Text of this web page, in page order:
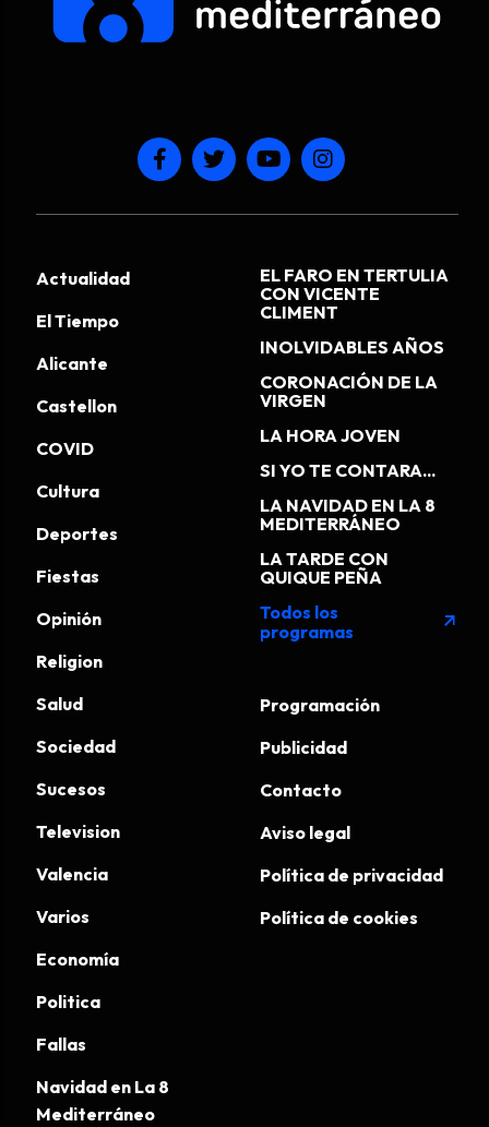
Actualidad
El Tiempo
Alicante
Castellon
COVID
Cultura
Deportes
Fiestas
Opinión
Religion
Salud
Sociedad
Sucesos
Television
Valencia
Varios
Economía
Politica
Fallas
Navidad en La 8
Mediterráneo
EL FARO EN TERTULIA
CON VICENTE
CLIMENT
INOLVIDABLES AÑOS
CORONACIÓN DE LA
VIRGEN
LA HORA JOVEN
SI YO TE CONTARA...
LA NAVIDAD EN LA 8
MEDITERRÁNEO
LA TARDE CON
QUIQUE PEÑA
Todos los
programas
arrow_outward
Programación
Publicidad
Contacto
Aviso legal
Política de privacidad
Política de cookies